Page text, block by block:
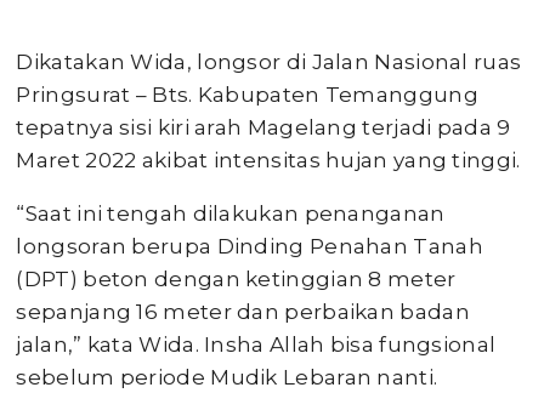
Dikatakan Wida, longsor di Jalan Nasional ruas
Pringsurat – Bts. Kabupaten Temanggung
tepatnya sisi kiri arah Magelang terjadi pada 9
Maret 2022 akibat intensitas hujan yang tinggi.
“Saat ini tengah dilakukan penanganan
longsoran berupa Dinding Penahan Tanah
(DPT) beton dengan ketinggian 8 meter
sepanjang 16 meter dan perbaikan badan
jalan,” kata Wida. Insha Allah bisa fungsional
sebelum periode Mudik Lebaran nanti.